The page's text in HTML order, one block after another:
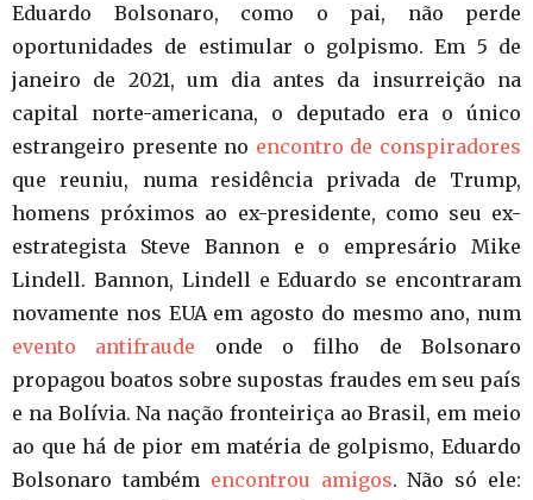
Eduardo Bolsonaro, como o pai, não perde
oportunidades de estimular o golpismo. Em 5 de
janeiro de 2021, um dia antes da insurreição na
capital norte-americana, o deputado era o único
estrangeiro presente no encontro de conspiradores
que reuniu, numa residência privada de Trump,
homens próximos ao ex-presidente, como seu ex-
estrategista Steve Bannon e o empresário Mike
Lindell. Bannon, Lindell e Eduardo se encontraram
novamente nos EUA em agosto do mesmo ano, num
evento antifraude onde o filho de Bolsonaro
propagou boatos sobre supostas fraudes em seu país
e na Bolívia. Na nação fronteiriça ao Brasil, em meio
ao que há de pior em matéria de golpismo, Eduardo
Bolsonaro também encontrou amigos. Não só ele: